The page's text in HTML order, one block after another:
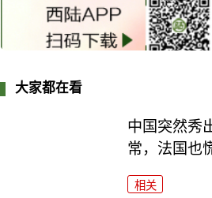
大家都在看
中国突然秀
常，法国也
相关